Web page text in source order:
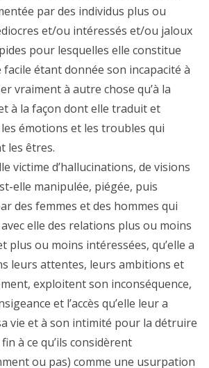
par des individus plus ou
et/ou intéressés et/ou jaloux
pour lesquelles elle constitue
étant donnée son incapacité à
vraiment à autre chose qu’à la
à la façon dont elle traduit et
émotions et les troubles qui
les êtres.
victime d’hallucinations, de visions
elle manipulée, piégée, puis
des femmes et des hommes qui
elle des relations plus ou moins
plus ou moins intéressées, qu’elle a
leurs attentes, leurs ambitions et
exploitent son inconséquence,
et l’accès qu’elle leur a
vie et à son intimité pour la détruire
à ce qu’ils considèrent
ou pas) comme une usurpation